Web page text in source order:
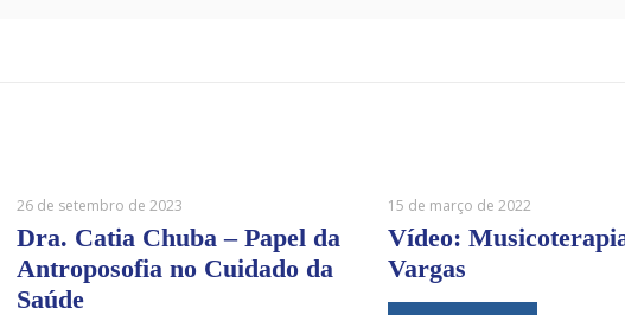
26 de setembro de 2023
Dra. Catia Chuba – Papel da
Antroposofia no Cuidado da
Saúde
15 de março de 2022
Vídeo:
Vargas